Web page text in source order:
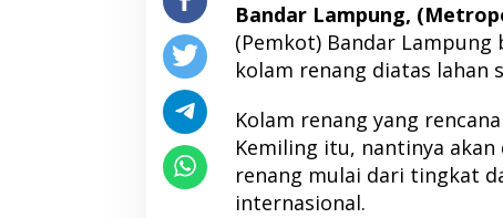
Bandar Lampung,
(Pemkot) Bandar Lampung
kolam renang diatas lahan
Kolam renang yang
Kemiling itu, nantinya
renang mulai dari tingkat
internasional.